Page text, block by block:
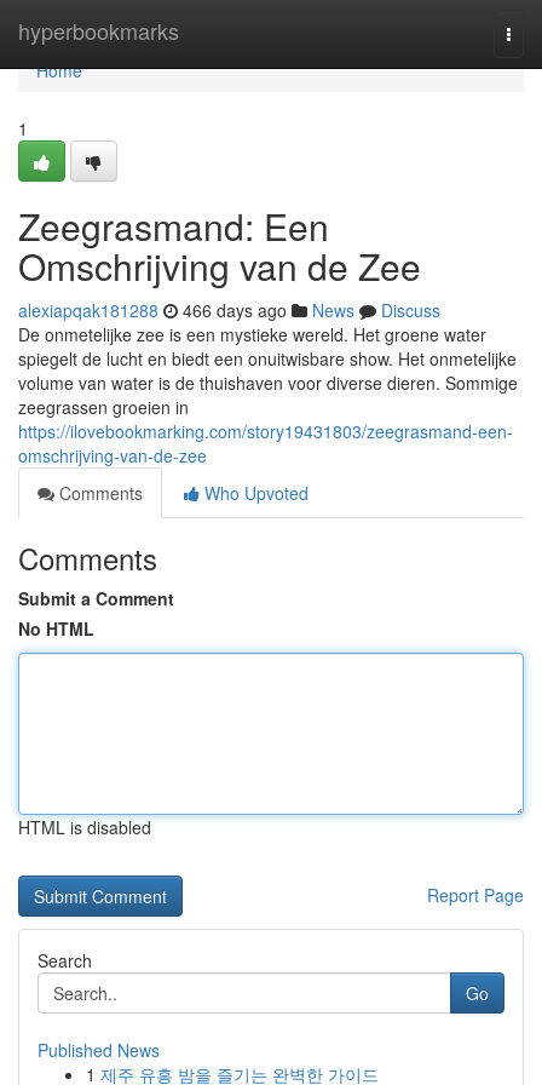
hyperbookmarks
Home
Home
1
Zeegrasmand: Een
Omschrijving van de Zee
alexiapqak181288 466 days ago News
Discuss
De onmetelijke zee is een mystieke wereld. Het groene water
spiegelt de lucht en biedt een onuitwisbare show. Het onmetelijke
volume van water is de thuishaven voor diverse dieren. Sommige
zeegrassen groeien in
https://ilovebookmarking.com/story19431803/zeegrasmand-een-
omschrijving-van-de-zee
Comments
Who Upvoted
Comments
Submit a Comment
No HTML
HTML is disabled
Report Page
Search
Go
Published News
1 제주 유흥 밤을 즐기는 완벽한 가이드